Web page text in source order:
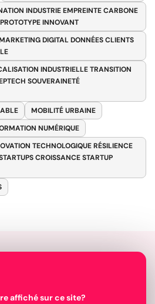
INDUSTRIE EMPREINTE CARBONE
INNOVANT
DIGITAL DONNÉES CLIENTS
INDUSTRIELLE TRANSITION
SOUVERAINETÉ
MOBILITÉ URBAINE
NUMÉRIQUE
TECHNOLOGIQUE RÉSILIENCE
CROISSANCE STARTUP
affiché sur ce site?